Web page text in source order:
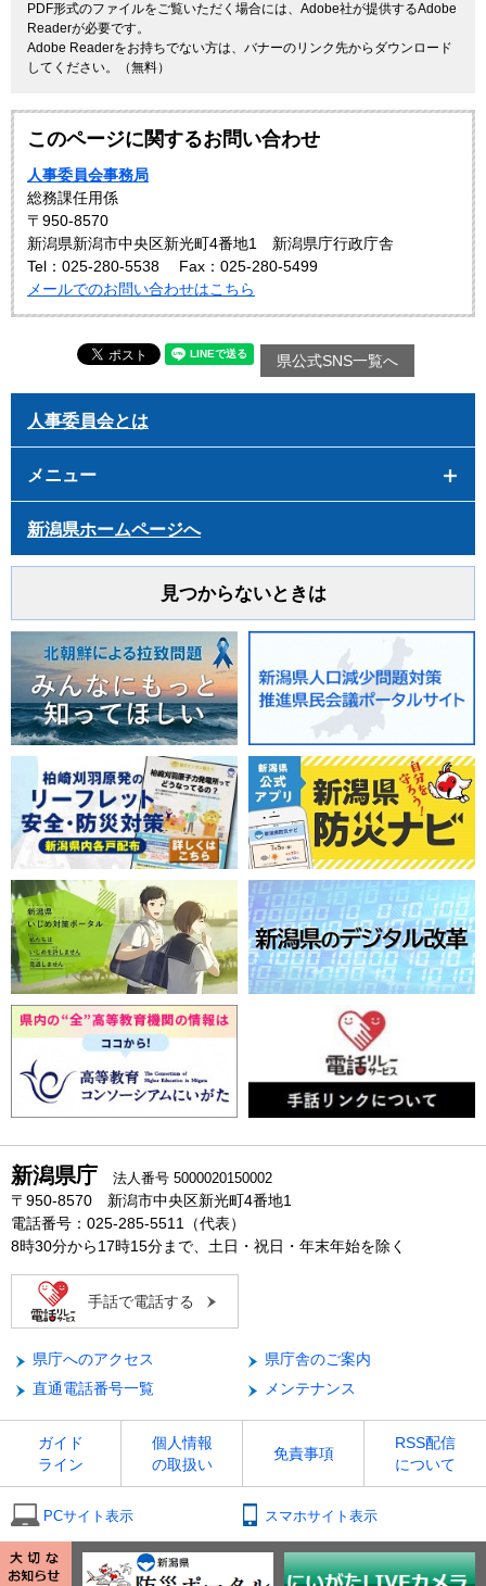
PDF形式のファイルをご覧いただく場合には、Adobe社が提供するAdobe
Readerが必要です。
Adobe Readerをお持ちでない方は、バナーのリンク先からダウンロード
してください。（無料）
このページに関するお問い合わせ
人事委員会事務局
総務課任用係
〒950-8570
新潟県新潟市中央区新光町4番地1 新潟県庁行政庁舎
Tel：025-280-5538
Fax：025-280-5499
メールでのお問い合わせはこちら
県公式SNS一覧へ
人事委員会とは
メニュー
新潟県ホームページへ
見つからないときは
新潟県庁 法人番号 5000020150002
〒950-8570 新潟市中央区新光町4番地1
電話番号：025-285-5511（代表）
8時30分から17時15分まで、土日・祝日・年末年始を除く
手話で電話する
県庁へのアクセス
県庁舎のご案内
直通電話番号一覧
メンテナンス
ガイド
ライン
個人情報
の取扱い
免責事項
RSS配信
について
PCサイト表示 スマホサイト表示